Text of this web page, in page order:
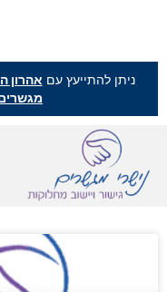
ניתן להתייעץ עם אהרון